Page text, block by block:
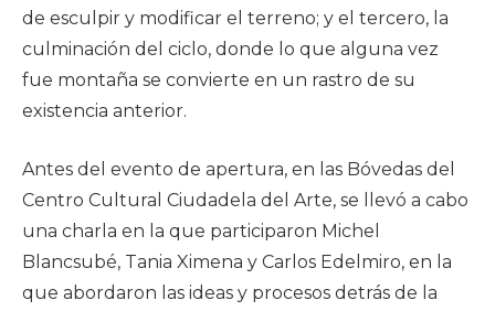
de esculpir y modificar el terreno; y el tercero, la
culminación del ciclo, donde lo que alguna vez
fue montaña se convierte en un rastro de su
existencia anterior.
Antes del evento de apertura, en las Bóvedas del
Centro Cultural Ciudadela del Arte, se llevó a cabo
una charla en la que participaron Michel
Blancsubé, Tania Ximena y Carlos Edelmiro, en la
que abordaron las ideas y procesos detrás de la